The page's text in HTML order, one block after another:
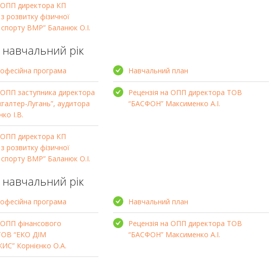
ОПП директора КП
розвитку фізичної
спорту ВМР” Баланюк О.І.
рік
програма Навчальний план
заступника директора
Лугань”, аудитора
І.В.
Рецензія на ОПП директора ТОВ
“БАСФОН” Максименко А.І.
ОПП директора КП
розвитку фізичної
спорту ВМР” Баланюк О.І.
рік
програма Навчальний план
ОПП фінансового
“ЕКО ДІМ
Корнієнко О.А.
Рецензія на ОПП директора ТОВ
“БАСФОН” Максименко А.І.